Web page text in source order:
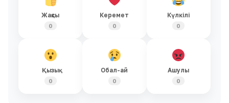
Жақсы
0
Керемет
0
Күлкілі
0
Қызық
0
Обал-ай
0
Ашулы
0